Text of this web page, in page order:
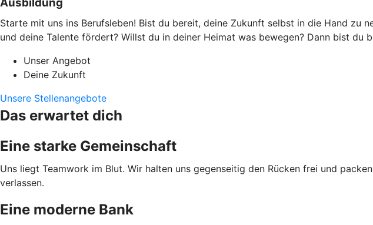
Starte mit uns ins Berufsleben! Bist du bereit, deine Zukunft selbst in die Hand zu
und deine Talente fördert? Willst du in deiner Heimat was bewegen? Dann bist du
Unser Angebot
Deine Zukunft
Unsere Stellenangebote
Das erwartet dich
Eine starke Gemeinschaft
Uns liegt Teamwork im Blut. Wir halten uns gegenseitig den Rücken frei und
verlassen.
Eine moderne Bank